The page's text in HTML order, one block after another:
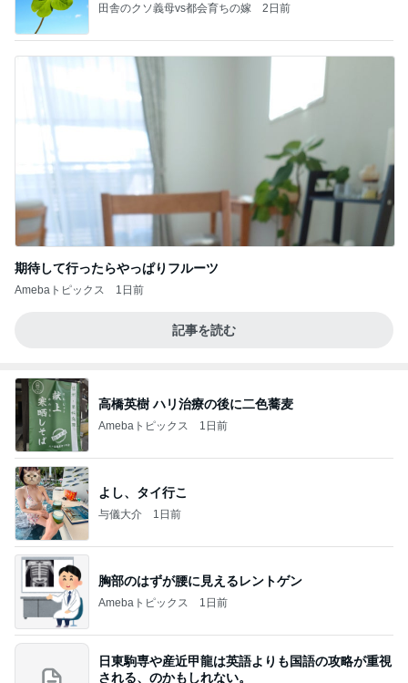
田舎のクソ義母vs都会育ちの嫁 2日前
期待して行ったらやっぱりフルーツ
Amebaトピックス 1日前
記事を読む
高橋英樹 ハリ治療の後に二色蕎麦
Amebaトピックス 1日前
よし、タイ行こ
与儀大介 1日前
胸部のはずが腰に見えるレントゲン
Amebaトピックス 1日前
日東駒専や産近甲龍は英語よりも国語の攻略が重視
される、のかもしれない。